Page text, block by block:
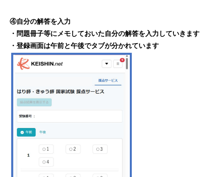
④自分の解答を入力
・問題冊子等にメモしておいた自分の解答を入力していきます
・登録画面は午前と午後でタブが分かれています